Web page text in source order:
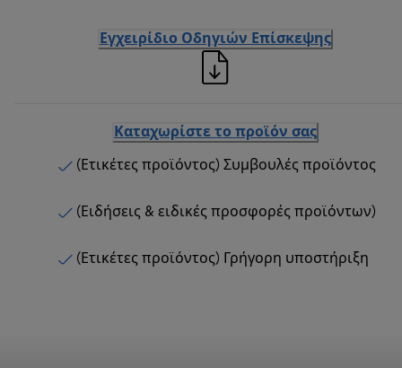
Εγχειρίδιο Οδηγιών Επίσκεψης
Καταχωρίστε το προϊόν σας
(Ετικέτες προϊόντος) Συμβουλές προϊόντος
(Ειδήσεις & ειδικές προσφορές προϊόντων)
(Ετικέτες προϊόντος) Γρήγορη υποστήριξη